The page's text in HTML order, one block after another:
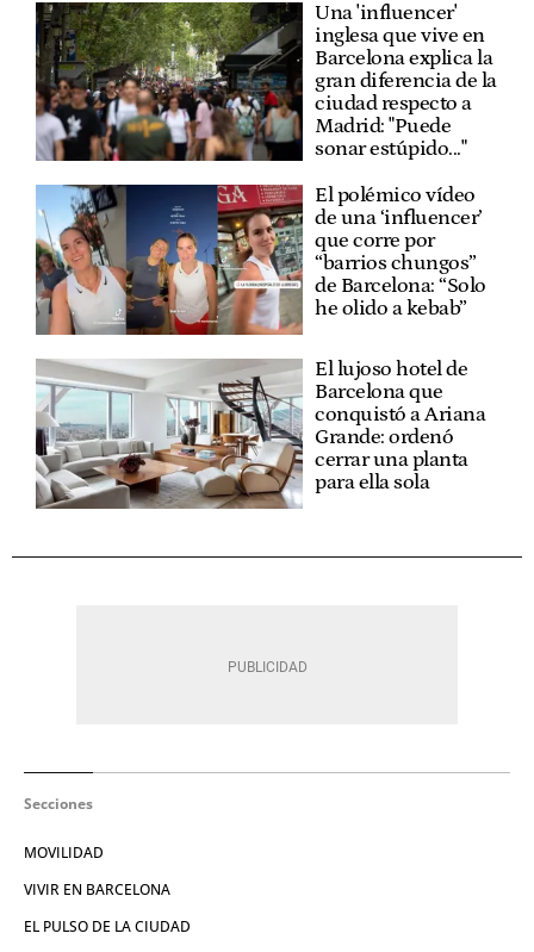
Una 'influencer'
inglesa que vive en
Barcelona explica la
gran diferencia de la
ciudad respecto a
Madrid: "Puede
sonar estúpido..."
El polémico vídeo
de una ‘influencer’
que corre por
“barrios chungos”
de Barcelona: “Solo
he olido a kebab”
El lujoso hotel de
Barcelona que
conquistó a Ariana
Grande: ordenó
cerrar una planta
para ella sola
Secciones
MOVILIDAD
VIVIR EN BARCELONA
EL PULSO DE LA CIUDAD